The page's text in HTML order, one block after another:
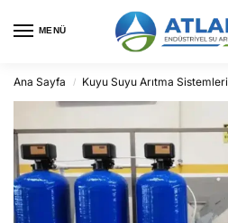
MENÜ
Ana Sayfa / Kuyu Suyu Arıtma Sistemleri